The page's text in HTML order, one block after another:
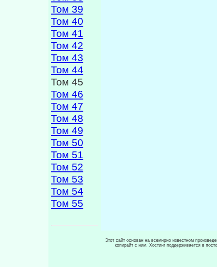
Том 39
Том 40
Том 41
Том 42
Том 43
Том 44
Том 45
Том 46
Том 47
Том 48
Том 49
Том 50
Том 51
Том 52
Том 53
Том 54
Том 55
Этот сайт основан на всемирно известном
копирайт с ним. Хостинг поддерживается в